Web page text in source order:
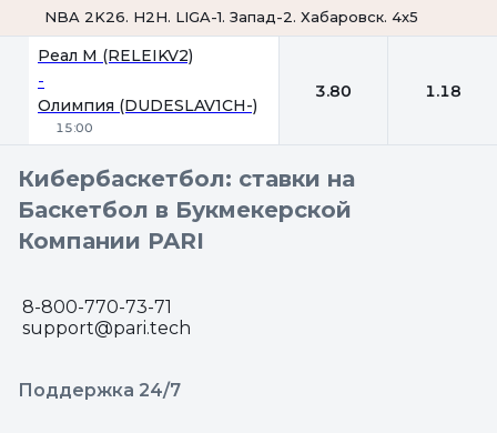
NBA 2K26. H2H. LIGA-1. Запад-2. Хабаровск. 4х5
Реал М (RELEIKV2)
-
Олимпия (DUDESLAV1CH-)
15:00
3.80 1.18
Кибербаскетбол: ставки на
Баскетбол в Букмекерской
Компании PARI
8-800-770-73-71
support@pari.tech
Поддержка 24/7